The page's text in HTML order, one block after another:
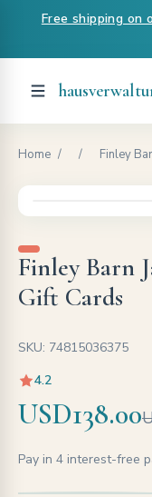
Free shipping on
Home / / Finley
Finley Barn
Gift Cards
SKU: 74815036375
4.2
USD138.00
Pay in 4 interest-free